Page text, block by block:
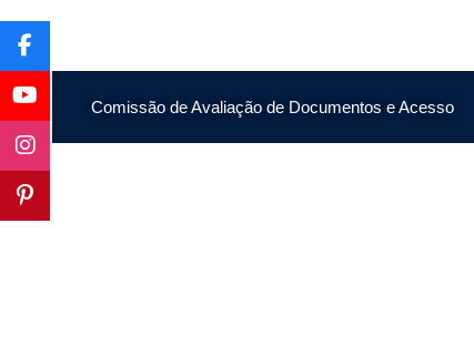
Comissão de Avaliação de Documentos e Acesso